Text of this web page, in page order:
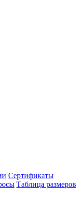
Сертификаты
Таблица размеров